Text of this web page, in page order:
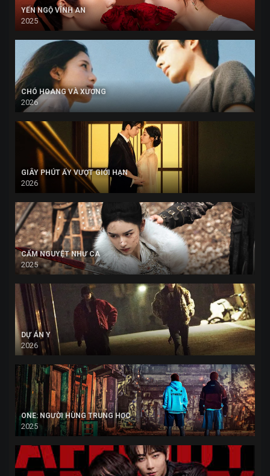
YẾN NGỘ VĨNH AN
2025
CHÓ HOANG VÀ XƯƠNG
2026
GIÂY PHÚT ẤY VƯỢT GIỚI HẠN
2026
CẨM NGUYỆT NHƯ CA
2025
DỰ ÁN Y
2026
ONE: NGƯỜI HÙNG TRUNG HỌC
2025